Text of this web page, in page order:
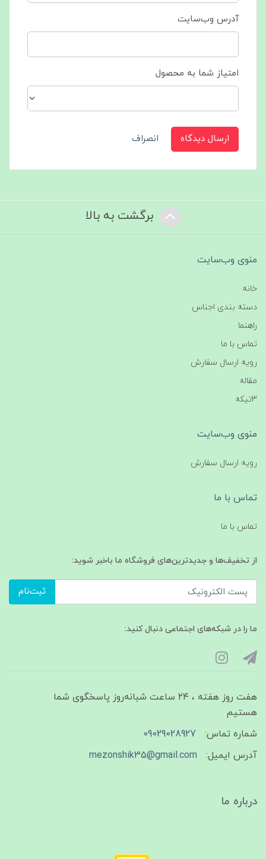
آدرس وب‌سایت
امتیاز شما به محصول
ارسال دیدگاه انصراف
برگشت به بالا
منوی وب‌سایت
خانه
دسته بندی اجناس
راهنما
تماس با ما
رویه ارسال سفارش
مقاله
3تیکه
منوی وب‌سایت
رویه ارسال سفارش
تماس با ما
تماس با ما
از تخفیف‌ها و جدیدترین‌های فروشگاه ما باخبر شوید:
ثبت‌نام
ما را در شبکه‌های اجتماعی دنبال کنید:
هفت روز هفته ، ۲۴ ساعت شبانه‌روز پاسخگوی شما
هستیم
شماره تماس:
09029028927
آدرس ایمیل:
mezonshik35@gmail.com
درباره ما